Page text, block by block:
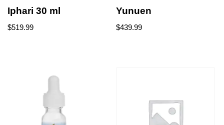
Iphari 30 ml
$519.99
Yunuen
$439.99